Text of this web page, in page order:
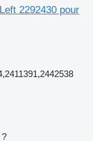
2292430 pour
?